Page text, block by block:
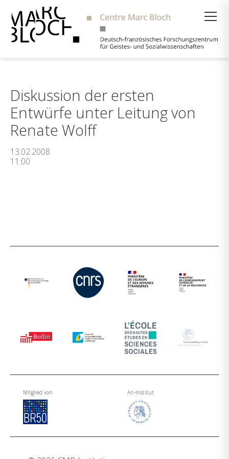
Diskussion der ersten
Entwürfe unter Leitung von
Renate Wolff
13.02.2008
11:00
Mitglied von An-Institut